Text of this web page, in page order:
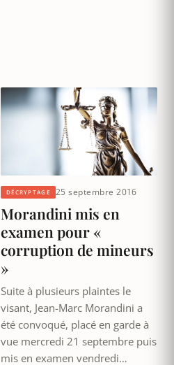
DÉCRYPTAGE 25 septembre 2016
Morandini mis en
examen pour «
corruption de mineurs
»
Suite à plusieurs plaintes le
visant, Jean-Marc Morandini a
été convoqué, placé en garde à
vue mercredi 21 septembre puis
mis en examen vendredi…